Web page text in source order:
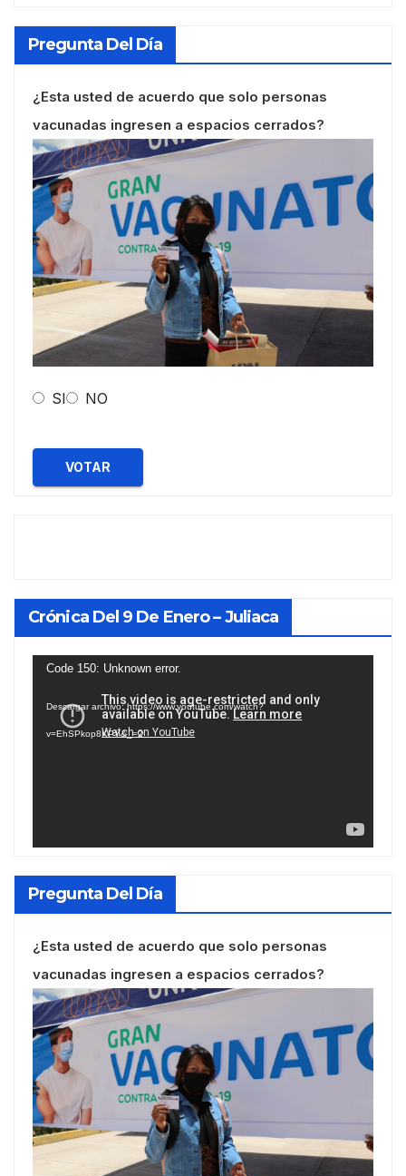
Pregunta Del Día
¿Esta usted de acuerdo que solo personas
vacunadas ingresen a espacios cerrados?
SI NO
VOTAR
Crónica Del 9 De Enero – Juliaca
Reproductor
vídeo
Code 150: Unknown error.
Descargar archivo: https://www.youtube.com/watch?
v=EhSPkop8KPY&_=2
Pregunta Del Día
¿Esta usted de acuerdo que solo personas
vacunadas ingresen a espacios cerrados?